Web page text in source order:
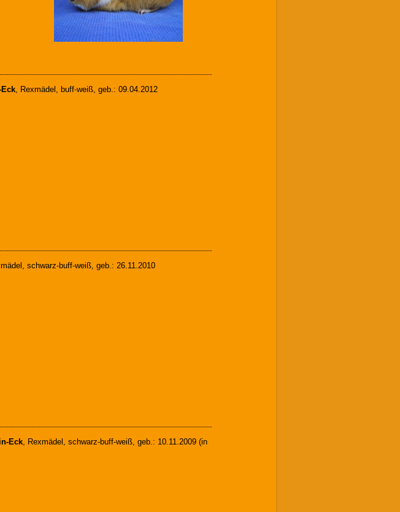
, Rexmädel, buff-weiß, geb.: 09.04.2012
schwarz-buff-weiß, geb.: 26.11.2010
Eck, Rexmädel, schwarz-buff-weiß, geb.: 10.11.2009 (in